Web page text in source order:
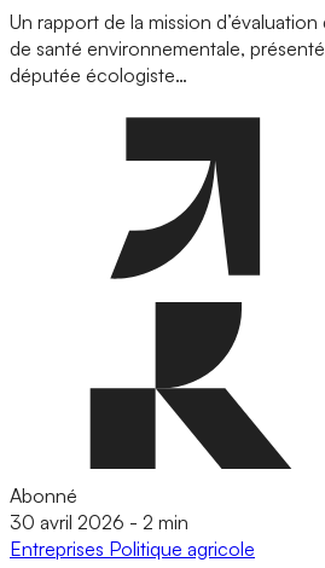
Un rapport de la mission
de santé environnementale,
députée écologiste…
Abonné
30 avril 2026 - 2 min
Entreprises Politique agricole